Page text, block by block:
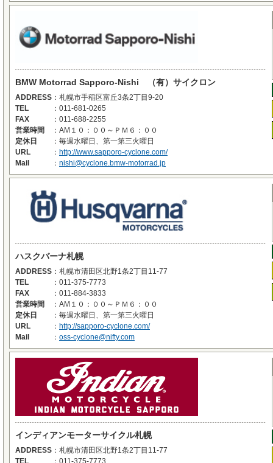
BMW Motorrad Sapporo-Nishi （有）サイクロン
ADDRESS ： 札幌市手稲区富丘3条2丁目9-20
TEL
： 011-681-0265
FAX
： 011-688-2255
営業時間
： AM１０：００～ＰＭ６：００
定休日
： 毎週水曜日、第一第三火曜日
URL
： http://www.sapporo-cyclone.com/
Mail
： nishi@cyclone.bmw-motorrad.jp
ハスクバーナ札幌
ADDRESS ： 札幌市清田区北野1条2丁目11-77
TEL
： 011-375-7773
FAX
： 011-884-3833
営業時間
： AM１０：００～ＰＭ６：００
定休日
： 毎週水曜日、第一第三火曜日
URL
： http://sapporo-cyclone.com/
Mail
： oss-cyclone@nifty.com
インディアンモーターサイクル札幌
ADDRESS ： 札幌市清田区北野1条2丁目11-77